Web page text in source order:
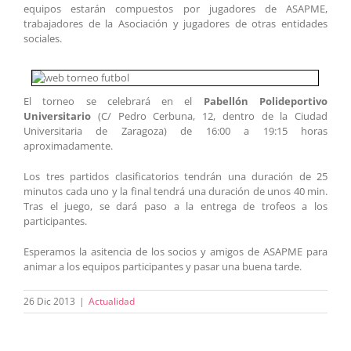
equipos estarán compuestos por jugadores de ASAPME,
trabajadores de la Asociación y jugadores de otras entidades
sociales.
El torneo se celebrará en el Pabellón Polideportivo
Universitario (C/ Pedro Cerbuna, 12, dentro de la Ciudad
Universitaria de Zaragoza) de 16:00 a 19:15 horas
aproximadamente.
Los tres partidos clasificatorios tendrán una duración de 25
minutos cada uno y la final tendrá una duración de unos 40 min.
Tras el juego, se dará paso a la entrega de trofeos a los
participantes.
Esperamos la asitencia de los socios y amigos de ASAPME para
animar a los equipos participantes y pasar una buena tarde.
26 Dic 2013 | Actualidad